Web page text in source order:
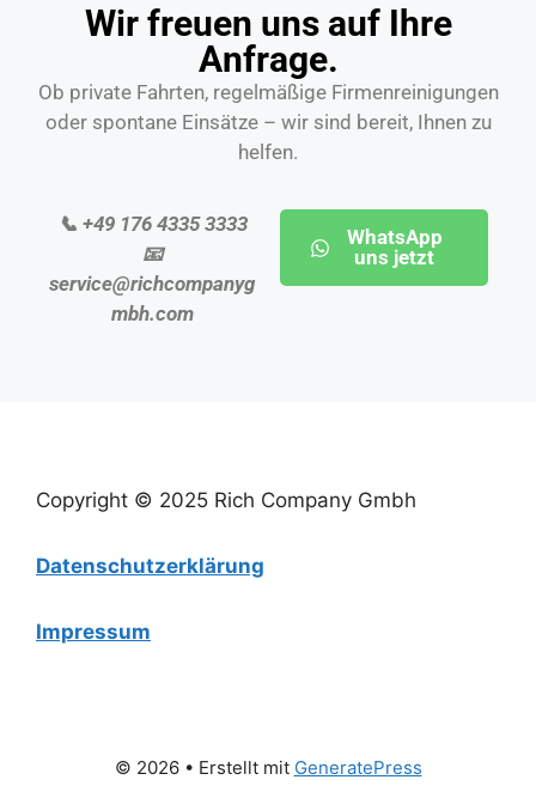
Wir freuen uns auf Ihre
Anfrage.
Ob private Fahrten, regelmäßige Firmenreinigungen
oder spontane Einsätze – wir sind bereit, Ihnen zu
helfen.
📞 +49 176 4335 3333
📧
service@richcompanyg
mbh.com
WhatsApp
uns jetzt
Copyright © 2025 Rich Company Gmbh
Datenschutzerklärung
Impressum
© 2026 • Erstellt mit GeneratePress